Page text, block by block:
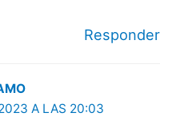
Responder
A LAS 20:03